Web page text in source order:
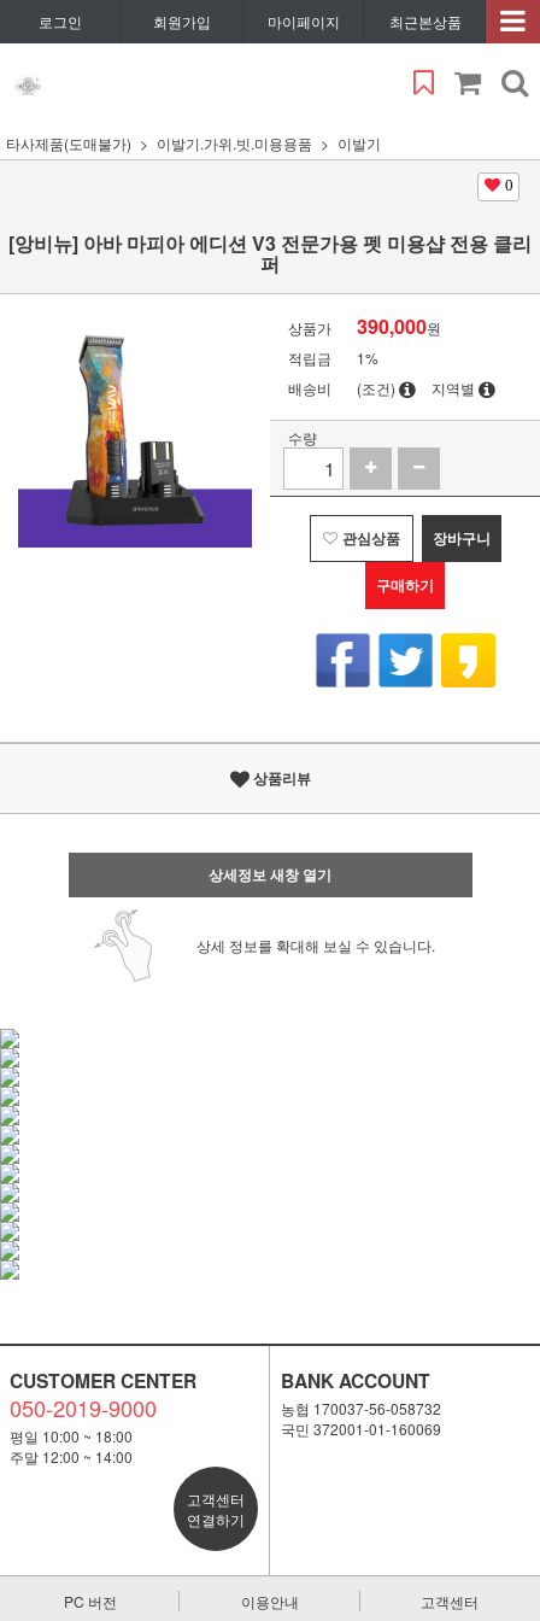
로그인 회원가입 마이페이지 최근본상품
타사제품(도매불가) 이발기.가위.빗.미용용품 이발기
0
[앙비뉴] 아바 마피아 에디션 V3 전문가용 펫 미용샵 전용 클리
퍼
상품가 390,000원
적립금
1%
배송비
(조건) 지역별
수량
관심상품 장바구니
구매하기
상품리뷰
상세정보 새창 열기
상세 정보를 확대해 보실 수 있습니다.
CUSTOMER CENTER
050-2019-9000
평일 10:00 ~ 18:00
주말 12:00 ~ 14:00
고객센터
연결하기
BANK ACCOUNT
농협 170037-56-058732
국민 372001-01-160069
PC 버전 이용안내 고객센터